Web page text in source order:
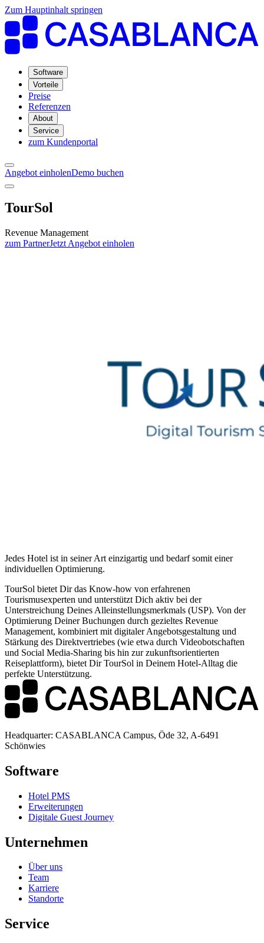
Zum Hauptinhalt springen
Software
Vorteile
Preise
Referenzen
About
Service
zum Kundenportal
Angebot einholenDemo buchen
TourSol
Revenue Management
zum PartnerJetzt Angebot einholen
Jedes Hotel ist in seiner Art einzigartig und bedarf somit einer
individuellen Optimierung.
TourSol bietet Dir das Know-how von erfahrenen
Tourismusexperten und unterstützt Dich aktiv bei der
Unterstreichung Deines Alleinstellungsmerkmals (USP). Von der
Optimierung Deiner Buchungen durch gezieltes Revenue
Management, kombiniert mit digitaler Angebotsgestaltung und
Stärkung des Direktvertriebes (wie etwa durch Videobotschaften
und Social Media-Sharing bis hin zur zukunftsorientierten
Reiseplattform), bietet Dir TourSol in Deinem Hotel-Alltag die
perfekte Unterstützung.
Headquarter: CASABLANCA Campus, Öde 32, A-6491
Schönwies
Software
Hotel PMS
Erweiterungen
Digitale Guest Journey
Unternehmen
Über uns
Team
Karriere
Standorte
Service